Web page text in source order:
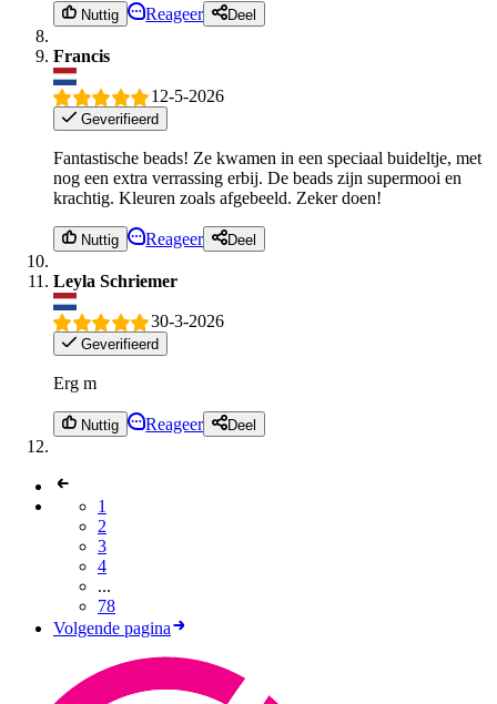
Nuttig Reageer Deel
Francis
12-5-2026
Geverifieerd
Fantastische beads! Ze kwamen in een speciaal buideltje, met
nog een extra verrassing erbij. De beads zijn supermooi en
krachtig. Kleuren zoals afgebeeld. Zeker doen!
Nuttig Reageer Deel
Leyla Schriemer
30-3-2026
Geverifieerd
Erg m
Nuttig Reageer Deel
1
2
3
4
...
78
Volgende pagina